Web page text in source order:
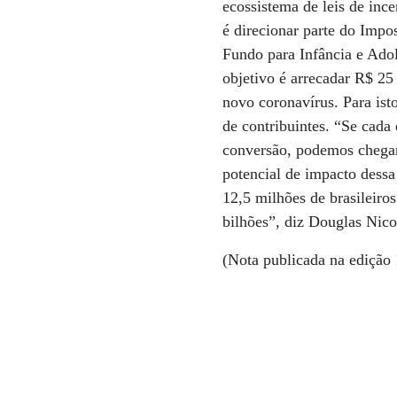
ecossistema de leis de
é direcionar parte do
Fundo para Infância e
objetivo é arrecadar R$
novo coronavírus. Para
de contribuintes. “Se
conversão, podemos
potencial de impacto
12,5 milhões de
bilhões”, diz Douglas
(Nota publicada na